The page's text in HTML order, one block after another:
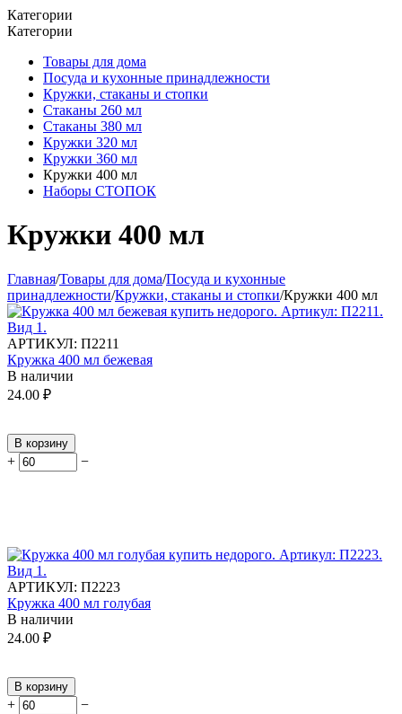
Категории
Категории
Товары для дома
Посуда и кухонные принадлежности
Кружки, стаканы и стопки
Стаканы 260 мл
Стаканы 380 мл
Кружки 320 мл
Кружки 360 мл
Кружки 400 мл
Наборы СТОПОК
Кружки 400 мл
Главная/Товары для дома/Посуда и кухонные
принадлежности/Кружки, стаканы и стопки/Кружки 400 мл
АРТИКУЛ: П2211
Кружка 400 мл бежевая
В наличии
24.00 ₽
В корзину
+ −
АРТИКУЛ: П2223
Кружка 400 мл голубая
В наличии
24.00 ₽
В корзину
+ −